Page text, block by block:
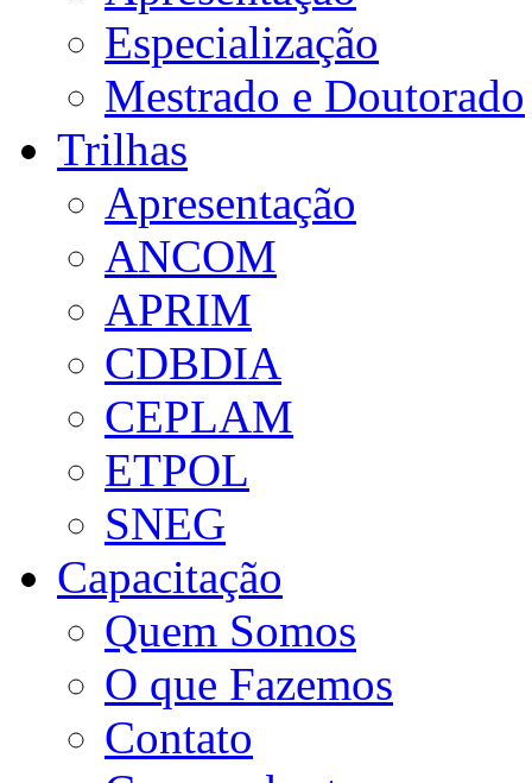
Especialização
Mestrado e Doutorado
Trilhas
Apresentação
ANCOM
APRIM
CDBDIA
CEPLAM
ETPOL
SNEG
Capacitação
Quem Somos
O que Fazemos
Contato